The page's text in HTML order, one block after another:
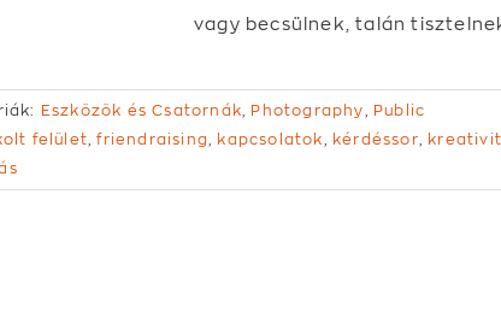
vagy becsülnek, talán
Eszközök és Csatornák Photography
Public
felület ,friendraising kapcsolatok kérdéssor